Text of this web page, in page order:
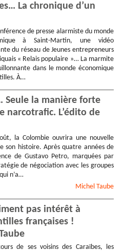
La chronique d’un
de presse alarmiste du monde
à Saint-Martin, une vidéo
du réseau de Jeunes entrepreneurs
« Relais populaire »… La marmite
dans le monde économique
À…
Seule la manière forte
narcotrafic. L’édito de
la Colombie ouvrira une nouvelle
son histoire. Après quatre années de
de Gustavo Petro, marquées par
de négociation avec les groupes
n’a…
Michel Taube
pas intérêt à
françaises !
de ses voisins des Caraïbes, les